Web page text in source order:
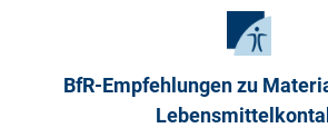
BfR-Empfehlungen zu